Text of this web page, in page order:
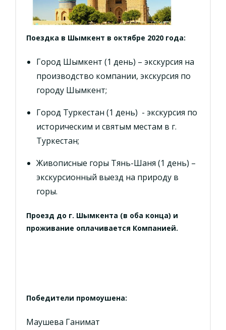
Поездка в Шымкент в октябре 2020 года:
Город Шымкент (1 день) – экскурсия на
производство компании, экскурсия по
городу Шымкент;
Город Туркестан (1 день) - экскурсия по
историческим и святым местам в г.
Туркестан;
Живописные горы Тянь-Шаня (1 день) –
экскурсионный выезд на природу в
горы.
Проезд до г. Шымкента (в оба конца) и
проживание оплачивается Компанией.
Победители промоушена:
Маушева Ганимат